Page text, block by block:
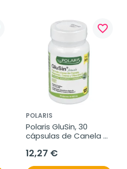
favorite_border
POLARIS
Polaris GluSin, 30
cápsulas de Canela +
12,27 €